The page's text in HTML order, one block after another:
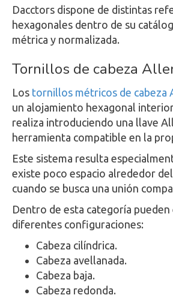
Dacctors dispone de distintas
hexagonales dentro de su
métrica y normalizada.
Tornillos de cabeza
Los tornillos métricos de cabeza
un alojamiento hexagonal
realiza introduciendo una llave
herramienta compatible en la
Este sistema resulta
existe poco espacio alrededor
cuando se busca una unión
Dentro de esta categoría
diferentes configuraciones:
Cabeza cilíndrica.
Cabeza avellanada.
Cabeza baja.
Cabeza redonda.